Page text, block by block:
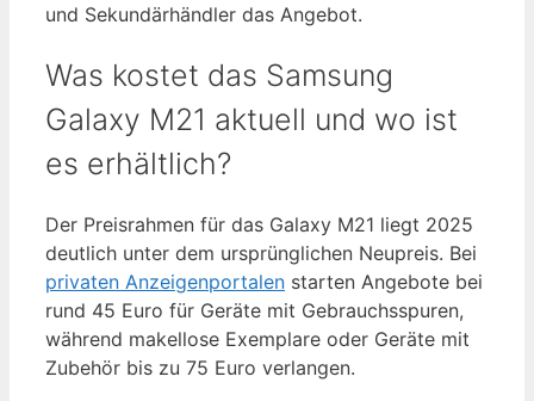
und Sekundärhändler das Angebot.
Was kostet das Samsung
Galaxy M21 aktuell und wo ist
es erhältlich?
Der Preisrahmen für das Galaxy M21 liegt 2025
deutlich unter dem ursprünglichen Neupreis. Bei
privaten Anzeigenportalen starten Angebote bei
rund 45 Euro für Geräte mit Gebrauchsspuren,
während makellose Exemplare oder Geräte mit
Zubehör bis zu 75 Euro verlangen.